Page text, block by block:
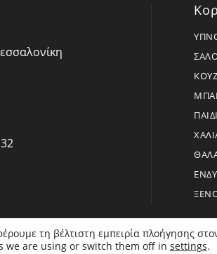
Copyright 2026 - BoraHome - All Rights
τη βέλτιστη εμπειρία πλοήγησης
we are using or switch them off in settings.